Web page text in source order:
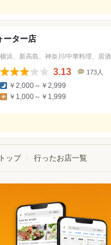
ーター店
横浜、新高島、神奈川/中華料理、居
3.13
数
173人
￥2,000～￥2,999
￥1,000～￥1,999
ップ 行ったお店一覧